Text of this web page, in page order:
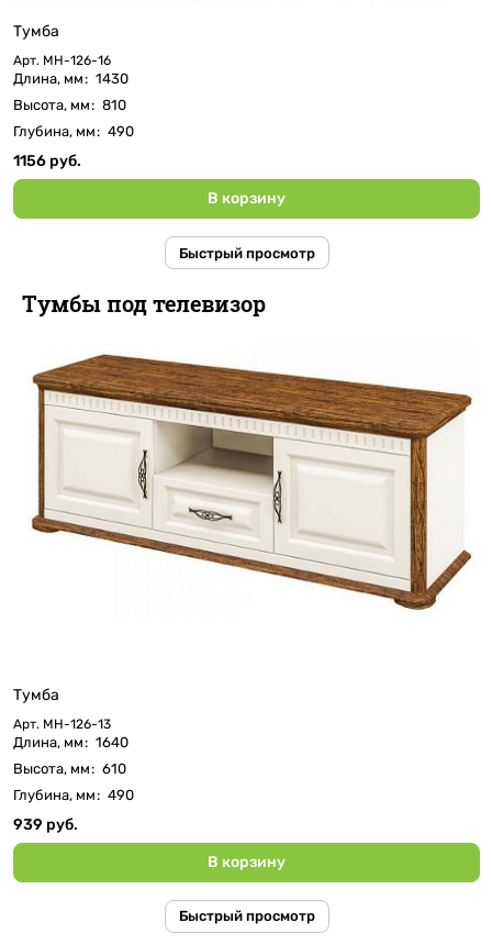
Тумба
Арт. МН-126-16
Длина, мм: 1430
Высота, мм: 810
Глубина, мм: 490
1156 руб.
В корзину
Быстрый просмотр
Тумбы под телевизор
Тумба
Арт. МН-126-13
Длина, мм: 1640
Высота, мм: 610
Глубина, мм: 490
939 руб.
В корзину
Быстрый просмотр